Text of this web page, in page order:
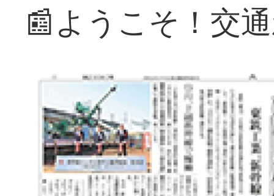
📰ようこそ！交